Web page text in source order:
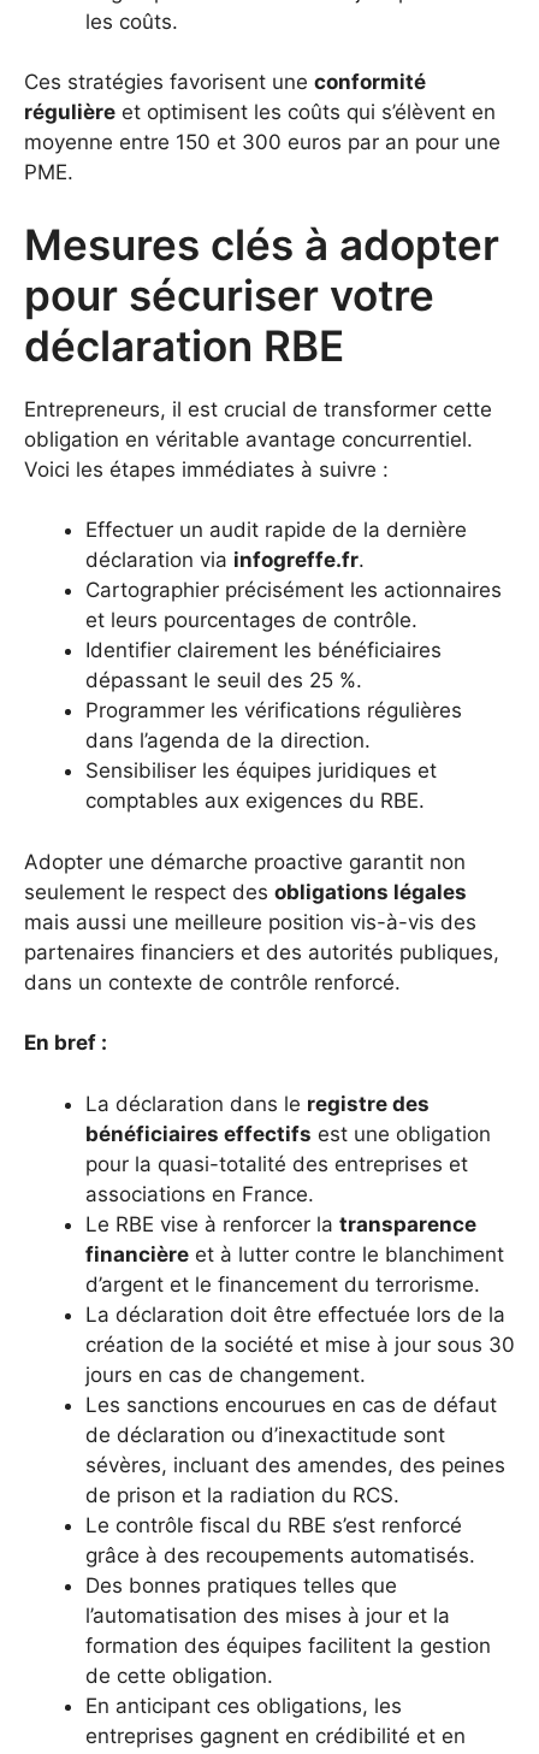
les coûts.
Ces stratégies favorisent une conformité
régulière et optimisent les coûts qui s’élèvent en
moyenne entre 150 et 300 euros par an pour une
PME.
Mesures clés à adopter
pour sécuriser votre
déclaration RBE
Entrepreneurs, il est crucial de transformer cette
obligation en véritable avantage concurrentiel.
Voici les étapes immédiates à suivre :
Effectuer un audit rapide de la dernière
déclaration via infogreffe.fr.
Cartographier précisément les actionnaires
et leurs pourcentages de contrôle.
Identifier clairement les bénéficiaires
dépassant le seuil des 25 %.
Programmer les vérifications régulières
dans l’agenda de la direction.
Sensibiliser les équipes juridiques et
comptables aux exigences du RBE.
Adopter une démarche proactive garantit non
seulement le respect des obligations légales
mais aussi une meilleure position vis-à-vis des
partenaires financiers et des autorités publiques,
dans un contexte de contrôle renforcé.
En bref :
La déclaration dans le registre des
bénéficiaires effectifs est une obligation
pour la quasi-totalité des entreprises et
associations en France.
Le RBE vise à renforcer la transparence
financière et à lutter contre le blanchiment
d’argent et le financement du terrorisme.
La déclaration doit être effectuée lors de la
création de la société et mise à jour sous 30
jours en cas de changement.
Les sanctions encourues en cas de défaut
de déclaration ou d’inexactitude sont
sévères, incluant des amendes, des peines
de prison et la radiation du RCS.
Le contrôle fiscal du RBE s’est renforcé
grâce à des recoupements automatisés.
Des bonnes pratiques telles que
l’automatisation des mises à jour et la
formation des équipes facilitent la gestion
de cette obligation.
En anticipant ces obligations, les
entreprises gagnent en crédibilité et en